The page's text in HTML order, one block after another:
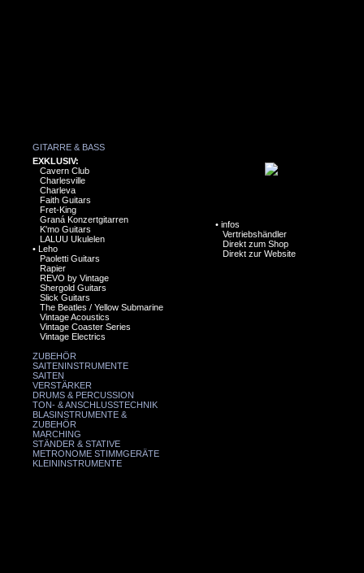
GITARRE & BASS
EXKLUSIV:
Cavern Club
Charlesville
Charleva
Faith Guitars
Fret-King
Graná Konzertgitarren
K'mo Guitars
LALUU Ukulelen
• Leho
Paoletti Guitars
Rapier
REVO by Vintage
Shergold Guitars
Slick Guitars
The Beatles / Yellow Submarine
Vintage Acoustics
Vintage Coaster Series
Vintage Electrics
ZUBEHÖR
SAITENINSTRUMENTE
SAITEN
VERSTÄRKER
DRUMS & PERCUSSION
TON- & ANSCHLUSSTECHNIK
BLASINSTRUMENTE &
ZUBEHÖR
MARCHING
STÄNDER & STATIVE
METRONOME STIMMGERÄTE
KLEININSTRUMENTE
• infos
Vertriebshändler
Direkt zum Shop
Direkt zur Website